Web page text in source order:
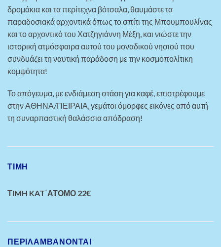
δρομάκια και τα περίτεχνα βότσαλα, θαυμάστε τα
παραδοσιακά αρχοντικά όπως το σπίτι της Μπουμπουλίνας
και το αρχοντικό του Χατζηγιάννη Μέξη, και νιώστε την
ιστορική ατμόσφαιρα αυτού του μοναδικού νησιού που
συνδυάζει τη ναυτική παράδοση με την κοσμοπολίτικη
κομψότητα!
Το απόγευμα, με ενδιάμεση στάση για καφέ, επιστρέφουμε
στην ΑΘΗΝΑ/ΠΕΙΡΑΙΑ, γεμάτοι όμορφες εικόνες από αυτή
τη συναρπαστική θαλάσσια απόδραση!
ΤΙΜΗ
ΤIMH KAT΄ΑΤΟΜΟ 22€
ΠΕΡΙΛΑΜΒΑΝΟΝΤΑΙ